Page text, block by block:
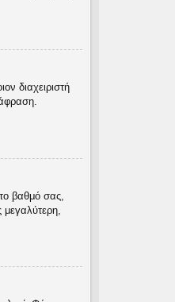
διαχειριστή
βαθμό σας,